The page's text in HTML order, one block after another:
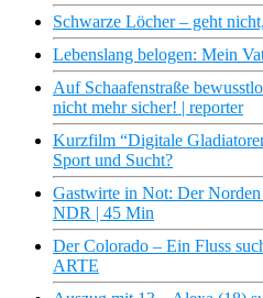
Schwarze Löcher – geht
Lebenslang belogen: Mein
Auf Schaafenstraße
nicht mehr sicher! | reporter
Kurzfilm “Digitale
Sport und Sucht?
Gastwirte in Not: Der
NDR | 45 Min
Der Colorado – Ein Fluss
ARTE